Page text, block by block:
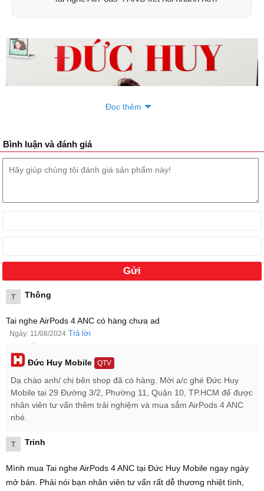
Tai nghe Apple AirPods 4 ANC Chống Ồn Chủ Động sẵn hàng.
Đọc thêm
Bình luận và đánh giá
T Thông
Tai nghe AirPods 4 ANC có hàng chưa ad
Ngày: 11/08/2024 Trả lời
Đức Huy Mobile QTV
Dạ chào anh/ chị bên shop đã có hàng. Mời a/c ghé Đức Huy
Mobile tại 29 Đường 3/2, Phường 11, Quận 10, TP.HCM để được
nhân viên tư vấn thêm trải nghiệm và mua sắm AirPods 4 ANC
nhé.
T Trinh
Mình mua Tai nghe AirPods 4 ANC tại Đức Huy Mobile ngay ngày
mở bán. Phải nói bạn nhân viên tư vấn rất dễ thương nhiệt tình,